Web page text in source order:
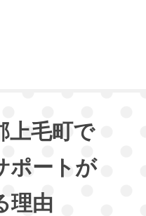
上毛町で
ポートが
理由